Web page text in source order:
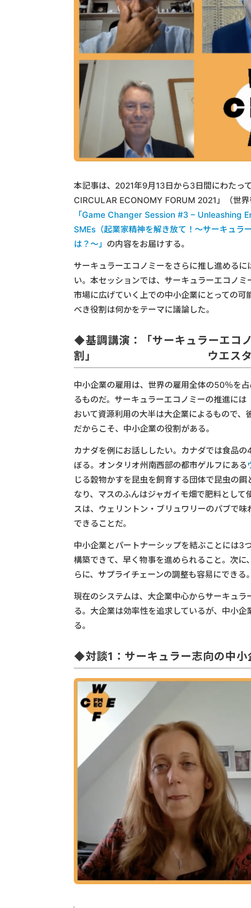
本記事は、2021年9月13日から3日間にわたっ
CIRCULAR ECONOMY FORUM 2021」（世
「Game Changer Session #3 –
SMEs（起業家精神を解き放て！～サーキュラ
は？～」 の内容をお届けする。
サーキュラーエコノミーをさらに推し進める
い。本セッションでは、サーキュラーエコノ
市場に広げていく上での中小企業にとっての
べき役割は何かをテーマに議論した。
◆基調講演：「サーキュラーエコ
割」
ウエス
中小企業の雇用は、世界の雇用全体の50％を
るものだ。サーキュラーエコノミーの推進に
おいて資源利用の大半は大企業によるもので、
だからこそ、中小企業の役割がある。
カナダを例にお話ししたい。カナダでは食品
ぼる。オンタリオ州南西部の都市ゲルフにある
じる穀物かすを昆虫を飼育する団体で昆虫の
なり、マスのふんはジャガイモ畑で肥料とし
スは、ウェリントン・ブリュワリーのパブで
できることだ。
中小企業とパートナーシップを結ぶことには3
構築できて、早く物事を進められること。次
らに、サプライチェーンの調整も容易にできる。
現在のシステムは、大企業中心からサーキュ
る。大企業は効率性を追求しているが、中小
る。
◆対談1：サーキュラー志向の中小